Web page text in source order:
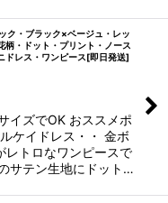
ク・ブラック×ベージュ・レッ
柄・ドット・プリント・ノース
ドレス・ワンピース[即日発送]
イズでOK おススメポ
ケイドレス・・ 金ボ
レトロなワンピースで
サテン生地にドット…